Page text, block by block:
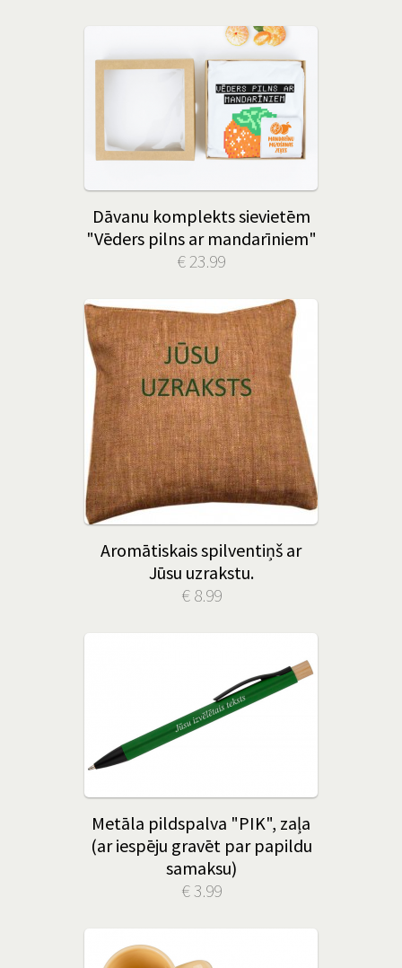
Dāvanu komplekts sievietēm
"Vēders pilns ar mandarīniem"
€ 23.99
Aromātiskais spilventiņš ar
Jūsu uzrakstu.
€ 8.99
Metāla pildspalva "PIK", zaļa
(ar iespēju gravēt par papildu
samaksu)
€ 3.99